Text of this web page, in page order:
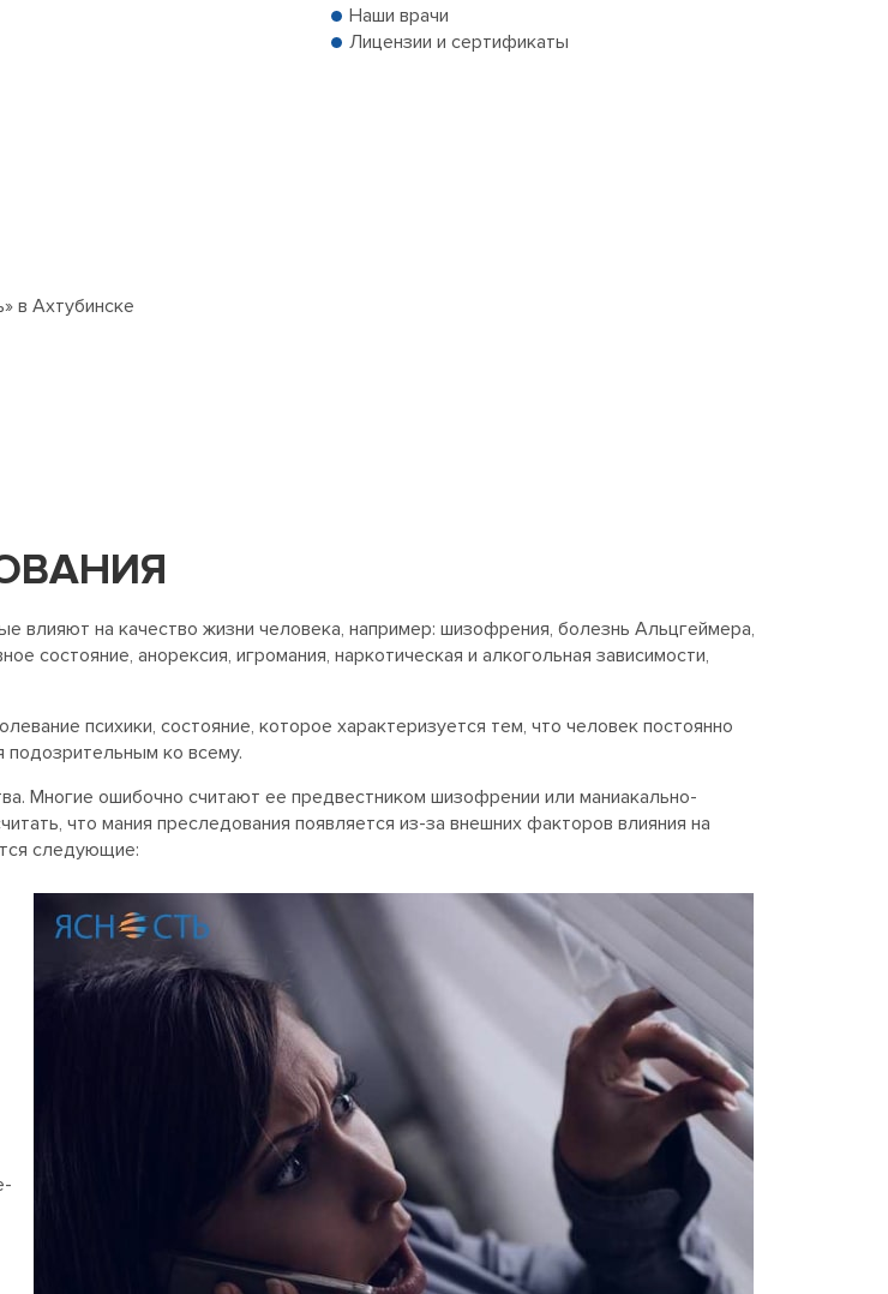
в Ахтубинске
Наши врачи
Лицензии и сертификаты
влияют на качество жизни человека, например: шизофрения, болезнь Альцгеймера,
состояние, анорексия, игромания, наркотическая и алкогольная зависимости,
психики, состояние, которое характеризуется тем, что человек постоянно
подозрительным ко всему.
Многие ошибочно считают ее предвестником шизофрении или маниакально-
что мания преследования появляется из-за внешних факторов влияния на
следующие: